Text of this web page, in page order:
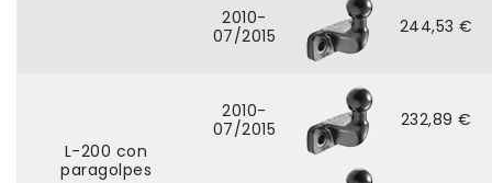
2010-
07/2015
244,53 €
L-200 con
paragolpes
2010-
07/2015
232,89 €